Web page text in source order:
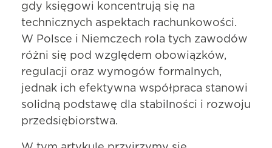
gdy księgowi koncentrują się na
technicznych aspektach rachunkowości.
W Polsce i Niemczech rola tych zawodów
różni się pod względem obowiązków,
regulacji oraz wymogów formalnych,
jednak ich efektywna współpraca stanowi
solidną podstawę dla stabilności i rozwoju
przedsiębiorstwa.